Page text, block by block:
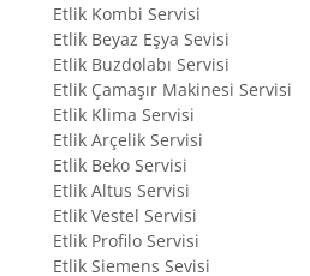
Etlik Kombi Servisi
Etlik Beyaz Eşya Sevisi
Etlik Buzdolabı Servisi
Etlik Çamaşır Makinesi Servisi
Etlik Klima Servisi
Etlik Arçelik Servisi
Etlik Beko Servisi
Etlik Altus Servisi
Etlik Vestel Servisi
Etlik Profilo Servisi
Etlik Siemens Sevisi